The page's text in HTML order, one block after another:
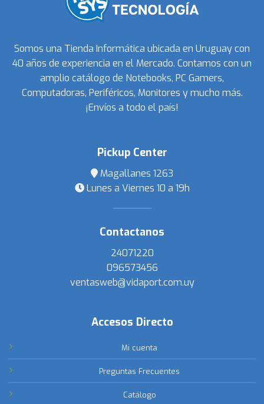
Somos una Tienda Informática ubicada en Uruguay con
40 años de experiencia en el Mercado. Contamos con un
amplio catálogo de Notebooks, PC Gamers,
Computadoras, Periféricos, Monitores y mucho más.
¡Envíos a todo el país!
Pickup Center
Magallanes 1263
Lunes a Viernes 10 a 19h
Contactanos
24071220
096573456
ventasweb@vidaport.com.uy
Accesos Directo
Mi cuenta
Preguntas Frecuentes
Catálogo